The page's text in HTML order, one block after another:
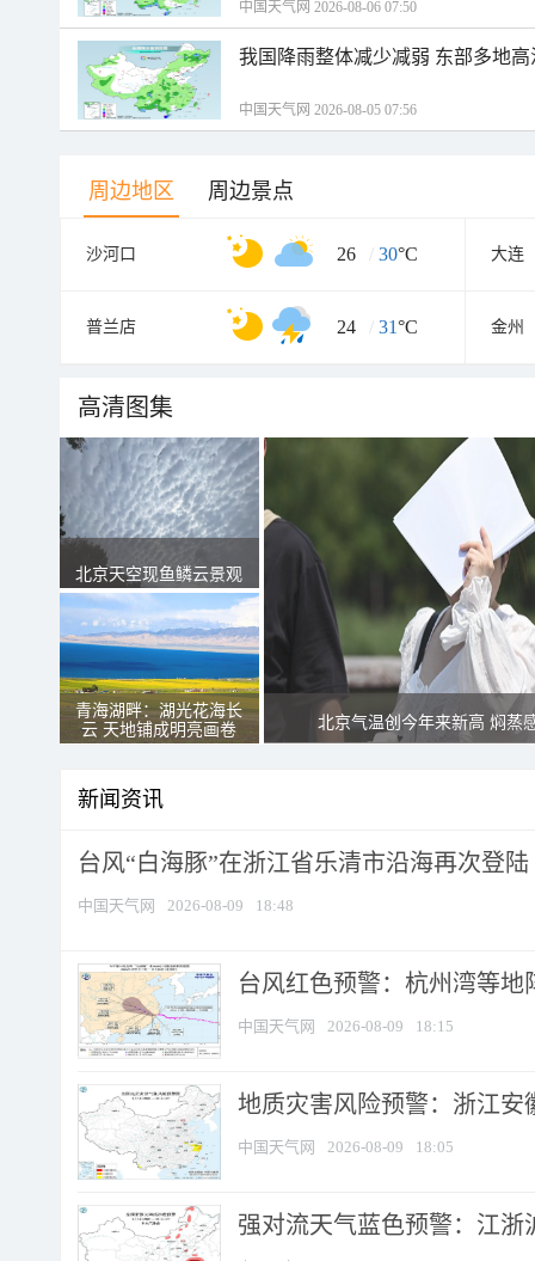
中国天气网 2026-08-06 07:50
我国降雨整体减少减弱 东部多地
中国天气网 2026-08-05 07:56
周边地区 周边景点
沙河口 26 / 30°C 大连
普兰店 24 / 31°C 金州
高清图集
北京天空现鱼鳞云景观
青海湖畔：湖光花海长
云 天地铺成明亮画卷
北京气温创今年来新高 焖蒸
新闻资讯
台风“白海豚”在浙江省乐清市沿海再次登陆
中国天气网 2026-08-09 18:48
台风红色预警：杭州湾等地
中国天气网 2026-08-09 18:15
地质灾害风险预警：浙江安
中国天气网 2026-08-09 18:05
强对流天气蓝色预警：江浙